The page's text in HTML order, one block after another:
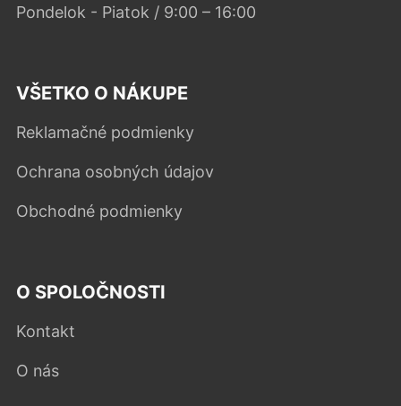
Pondelok - Piatok / 9:00 – 16:00
VŠETKO O NÁKUPE
Reklamačné podmienky
Ochrana osobných údajov
Obchodné podmienky
O SPOLOČNOSTI
Kontakt
O nás